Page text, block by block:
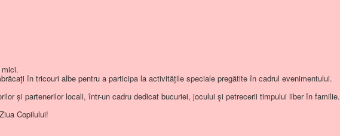
în tricouri albe pentru a participa la activitățile speciale pregătite în cadrul evenimentului.
și partenerilor locali, într-un cadru dedicat bucuriei, jocului și petrecerii timpului liber în familie.
Copilului!